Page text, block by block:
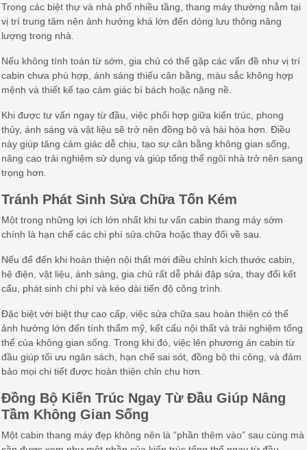
Trong các biệt thự và nhà phố nhiều tầng, thang máy thường nằm tại
vị trí trung tâm nên ảnh hưởng khá lớn đến dòng lưu thông năng
lượng trong nhà.
Nếu không tính toán từ sớm, gia chủ có thể gặp các vấn đề như vị trí
cabin chưa phù hợp, ánh sáng thiếu cân bằng, màu sắc không hợp
mệnh và thiết kế tạo cảm giác bí bách hoặc nặng nề.
Khi được tư vấn ngay từ đầu, việc phối hợp giữa kiến trúc, phong
thủy, ánh sáng và vật liệu sẽ trở nên đồng bộ và hài hòa hơn. Điều
này giúp tăng cảm giác dễ chịu, tạo sự cân bằng không gian sống,
nâng cao trải nghiệm sử dụng và giúp tổng thể ngôi nhà trở nên sang
trọng hơn.
Tránh Phát Sinh Sửa Chữa Tốn Kém
Một trong những lợi ích lớn nhất khi tư vấn cabin thang máy sớm
chính là hạn chế các chi phí sửa chữa hoặc thay đổi về sau.
Nếu để đến khi hoàn thiện nội thất mới điều chỉnh kích thước cabin,
hệ điện, vật liệu, ánh sáng, gia chủ rất dễ phải đập sửa, thay đổi kết
cấu, phát sinh chi phí và kéo dài tiến độ công trình.
Đặc biệt với biệt thự cao cấp, việc sửa chữa sau hoàn thiện có thể
ảnh hưởng lớn đến tính thẩm mỹ, kết cấu nội thất và trải nghiệm tổng
thể của không gian sống. Trong khi đó, việc lên phương án cabin từ
đầu giúp tối ưu ngân sách, hạn chế sai sót, đồng bộ thi công, và đảm
bảo mọi chi tiết được hoàn thiện chỉn chu hơn.
Đồng Bộ Kiến Trúc Ngay Từ Đầu Giúp Nâng
Tầm Không Gian Sống
Một cabin thang máy đẹp không nên là “phần thêm vào” sau cùng mà